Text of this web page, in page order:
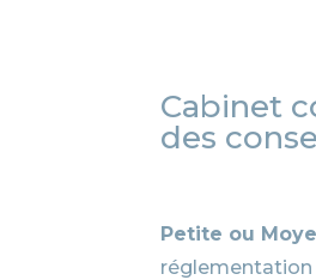
Cabinet
des
Petite ou
réglementation